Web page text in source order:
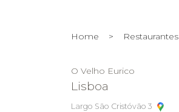
Home > Restaurantes
O Velho Eurico
Lisboa
Largo São Cristóvão 3